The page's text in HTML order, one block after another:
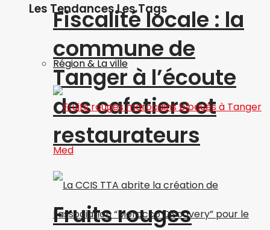
Fiscalité locale : la
commune de
Tanger à l’écoute
des cafetiers et
restaurateurs
Les Tendances Les Tags
Région & La ville
Fruits rouges